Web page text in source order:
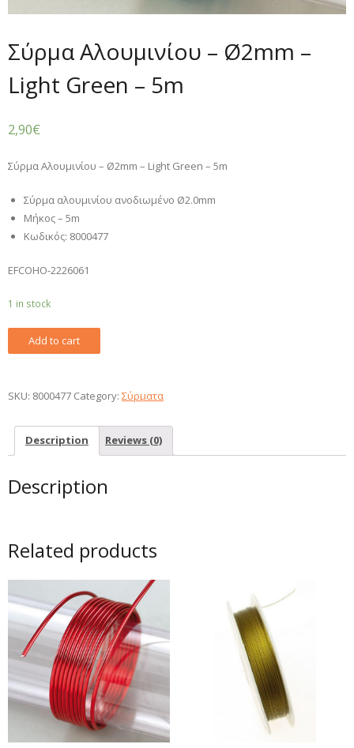
Σύρμα Αλουμινίου – Ø2mm –
Light Green – 5m
2,90€
Σύρμα Αλουμινίου – Ø2mm – Light Green – 5m
Σύρμα αλουμινίου ανοδιωμένο Ø2.0mm
Μήκος – 5m
Κωδικός: 8000477
EFCOHO-2226061
1 in stock
Σύρμα
Αλουμινίου
Ø2mm
Light
Green
5m
Add to cart
SKU: 8000477 Category: Σύρματα
Description Reviews (0)
Description
Related products